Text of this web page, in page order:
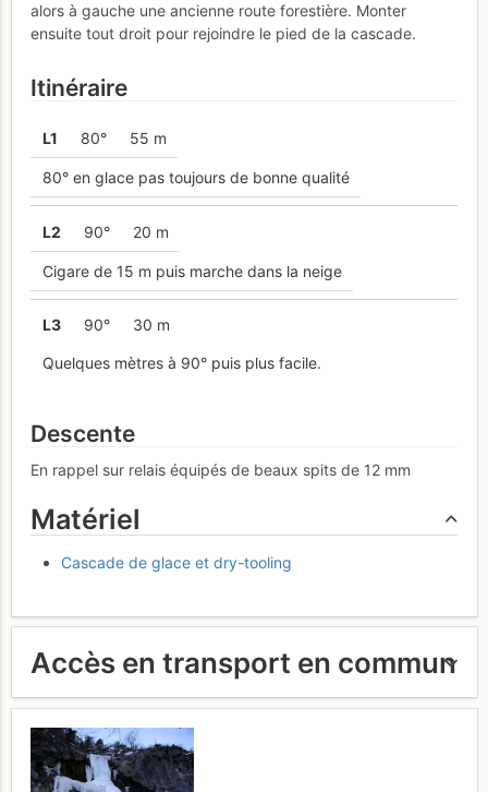
alors à gauche une ancienne route forestière. Monter
ensuite tout droit pour rejoindre le pied de la cascade.
Itinéraire
L1 80° 55 m
80° en glace pas toujours de bonne qualité
L2 90° 20 m
Cigare de 15 m puis marche dans la neige
L3 90° 30 m
Quelques mètres à 90° puis plus facile.
Descente
En rappel sur relais équipés de beaux spits de 12 mm
Matériel
Cascade de glace et dry-tooling
Accès en transport en commun